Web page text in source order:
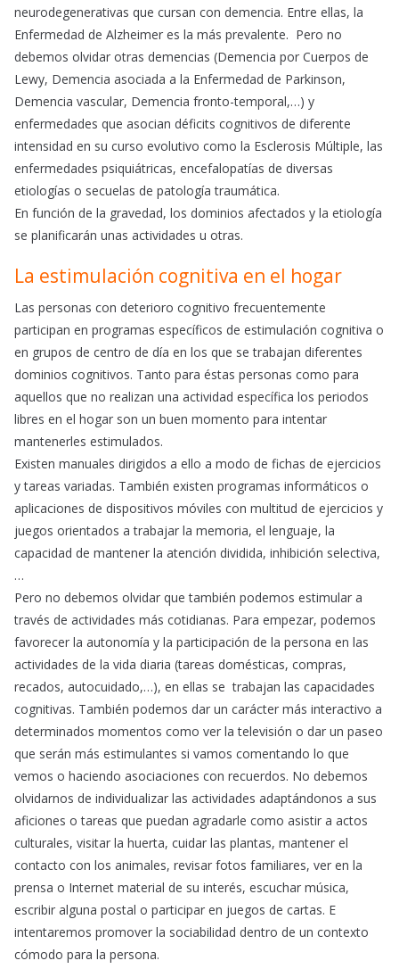
neurodegenerativas que cursan con demencia. Entre ellas, la
Enfermedad de Alzheimer es la más prevalente. Pero no
debemos olvidar otras demencias (Demencia por Cuerpos de
Lewy, Demencia asociada a la Enfermedad de Parkinson,
Demencia vascular, Demencia fronto-temporal,…) y
enfermedades que asocian déficits cognitivos de diferente
intensidad en su curso evolutivo como la Esclerosis Múltiple, las
enfermedades psiquiátricas, encefalopatías de diversas
etiologías o secuelas de patología traumática.
En función de la gravedad, los dominios afectados y la etiología
se planificarán unas actividades u otras.
La estimulación cognitiva en el hogar
Las personas con deterioro cognitivo frecuentemente
participan en programas específicos de estimulación cognitiva o
en grupos de centro de día en los que se trabajan diferentes
dominios cognitivos. Tanto para éstas personas como para
aquellos que no realizan una actividad específica los periodos
libres en el hogar son un buen momento para intentar
mantenerles estimulados.
Existen manuales dirigidos a ello a modo de fichas de ejercicios
y tareas variadas. También existen programas informáticos o
aplicaciones de dispositivos móviles con multitud de ejercicios y
juegos orientados a trabajar la memoria, el lenguaje, la
capacidad de mantener la atención dividida, inhibición selectiva,
…
Pero no debemos olvidar que también podemos estimular a
través de actividades más cotidianas. Para empezar, podemos
favorecer la autonomía y la participación de la persona en las
actividades de la vida diaria (tareas domésticas, compras,
recados, autocuidado,…), en ellas se trabajan las capacidades
cognitivas. También podemos dar un carácter más interactivo a
determinados momentos como ver la televisión o dar un paseo
que serán más estimulantes si vamos comentando lo que
vemos o haciendo asociaciones con recuerdos. No debemos
olvidarnos de individualizar las actividades adaptándonos a sus
aficiones o tareas que puedan agradarle como asistir a actos
culturales, visitar la huerta, cuidar las plantas, mantener el
contacto con los animales, revisar fotos familiares, ver en la
prensa o Internet material de su interés, escuchar música,
escribir alguna postal o participar en juegos de cartas. E
intentaremos promover la sociabilidad dentro de un contexto
cómodo para la persona.